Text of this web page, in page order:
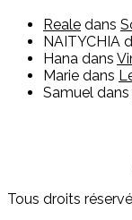
Reale dans
NAITYCHIA
Hana dans
Marie dans
Samuel dans
Tous droits